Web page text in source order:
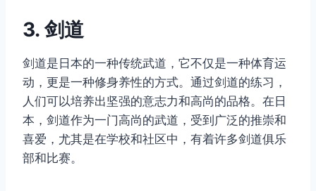
3. 剑道
剑道是日本的一种传统武道，它不仅是一种体育运
动，更是一种修身养性的方式。通过剑道的练习，
人们可以培养出坚强的意志力和高尚的品格。在日
本，剑道作为一门高尚的武道，受到广泛的推崇和
喜爱，尤其是在学校和社区中，有着许多剑道俱乐
部和比赛。